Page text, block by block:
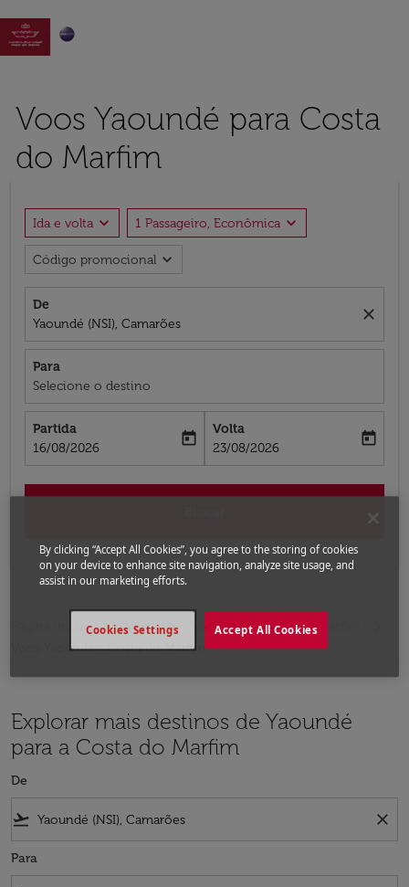

Voos Yaoundé para Costa
do Marfim
Ida e volta expand_more 1 Passageiro, Econômica expand_more
Código promocional expand_more
De
Yaoundé (NSI), Camarões
close
Para
Selecione o destino
Partida
fc-booking-departure-date-aria-label
16/08/2026
today
Volta
fc-booking-return-date-aria-label
23/08/2026
today
Página inicial Voos
Voos para a Costa do Marfim
Voos Yaoundé - Costa do Marfim
Explorar mais destinos de Yaoundé
para a Costa do Marfim
De
flight_takeoff close
Para
By clicking “Accept All Cookies”, you agree to the storing of cookies
on your device to enhance site navigation, analyze site usage, and
assist in our marketing efforts.
Accept All Cookies
Cookies Settings